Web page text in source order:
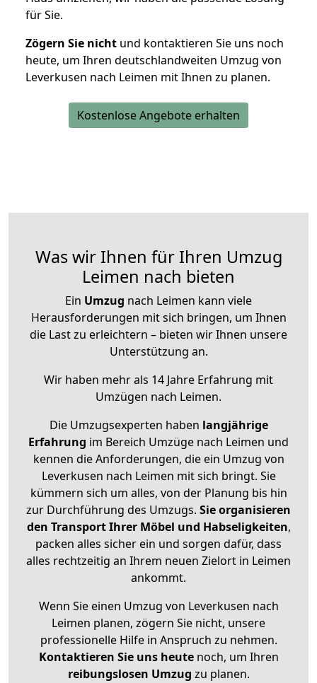
für Sie.
Zögern Sie nicht und kontaktieren Sie uns noch
heute, um Ihren deutschlandweiten Umzug von
Leverkusen nach Leimen mit Ihnen zu planen.
Kostenlose Angebote erhalten
Was wir Ihnen für Ihren Umzug
Leimen nach bieten
Ein Umzug nach Leimen kann viele
Herausforderungen mit sich bringen, um Ihnen
die Last zu erleichtern – bieten wir Ihnen unsere
Unterstützung an.
Wir haben mehr als 14 Jahre Erfahrung mit
Umzügen nach Leimen.
Die Umzugsexperten haben langjährige
Erfahrung im Bereich Umzüge nach Leimen und
kennen die Anforderungen, die ein Umzug von
Leverkusen nach Leimen mit sich bringt. Sie
kümmern sich um alles, von der Planung bis hin
zur Durchführung des Umzugs. Sie organisieren
den Transport Ihrer Möbel und Habseligkeiten,
packen alles sicher ein und sorgen dafür, dass
alles rechtzeitig an Ihrem neuen Zielort in Leimen
ankommt.
Wenn Sie einen Umzug von Leverkusen nach
Leimen planen, zögern Sie nicht, unsere
professionelle Hilfe in Anspruch zu nehmen.
Kontaktieren Sie uns heutenoch, um Ihren
reibungslosen Umzug zu planen.